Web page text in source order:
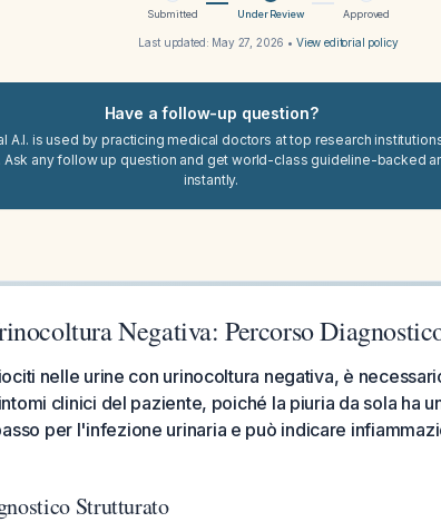
Submitted Under Review Approved
Last updated: May 27, 2026 • View editorial policy
Have a follow-up question?
A.I. is used by practicing medical doctors at top research
Ask any follow up question and get world-class guideline-backed
instantly.
Negativa: Percorso
nelle urine con urinocoltura negativa, è
clinici del paziente, poiché la piuria da sola ha
per l'infezione urinaria e può indicare
Strutturato